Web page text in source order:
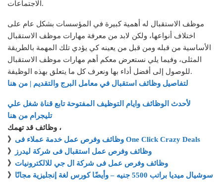
الاجتماعات.
موظف الاستقبال له أهمية كبيرة في المؤسسات بشكل عام على
اختلاف أنواعها، ولكن لابد من معرفة مهارات موظف الاستقبال
الأساسية من قبله ومن قبل من يعينه كي يؤدي تلك المهمة بالطريقة
المثلى، وفيما يلي نستعرض معكم أهم مهارات موظف الاستقبال
للوصول إلى أفضل أداء بها ونعرف كل ما يتعلق بهذه الوظيفة.
لتفاصيل وظائف استقبال في معامل البرج والتقديم | من هنا
لأحدث الوظائف وايام التوظيف المفتوحة تابع قناة شغل علي
تليجرام من هنا
وظائف قد تهمك ،
》
وظائف وفرص عمل خدمة عملاء فى One Click Crazy Deals
》
وظائف وفرص عمل استقبال فى شركة ليدرز
》 وظائف وفرص عمل فى شركة ال جي للالكترونيات
》
سوشيال ميديا براتب 5500 جنيه – وأيضًا كورس لغة إنجليزية مجانًا